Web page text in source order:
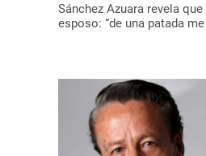
Sánchez Azuara revela
esposo: “de una patada